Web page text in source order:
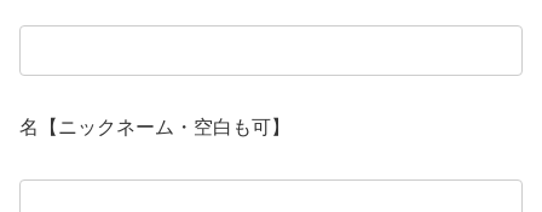
名【ニックネーム・空白も可】